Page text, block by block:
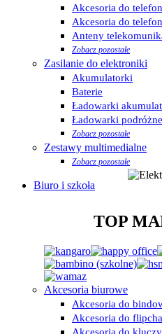
Akcesoria do
Akcesoria do
Anteny
Zobacz pozostałe
Zasilanie do elektroniki
Akumulatorki
Baterie
Ładowarki
Ładowarki podróżne
Zobacz pozostałe
Zestawy multimedialne
Zobacz pozostałe
Biuro i szkoła
TOP
Akcesoria biurowe
Akcesoria do
Akcesoria do